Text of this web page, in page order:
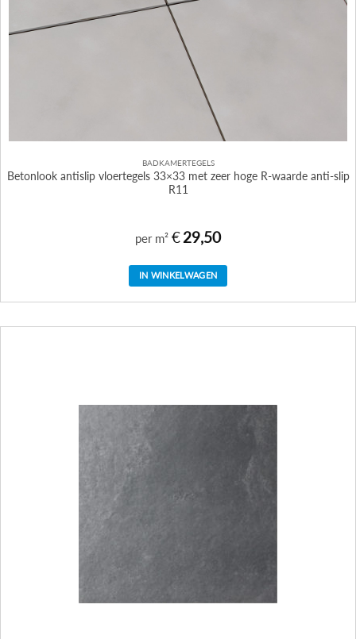
BADKAMERTEGELS
Betonlook antislip vloertegels 33×33 met zeer hoge R-waarde anti-slip
R11
per m² €29,50
IN WINKELWAGEN